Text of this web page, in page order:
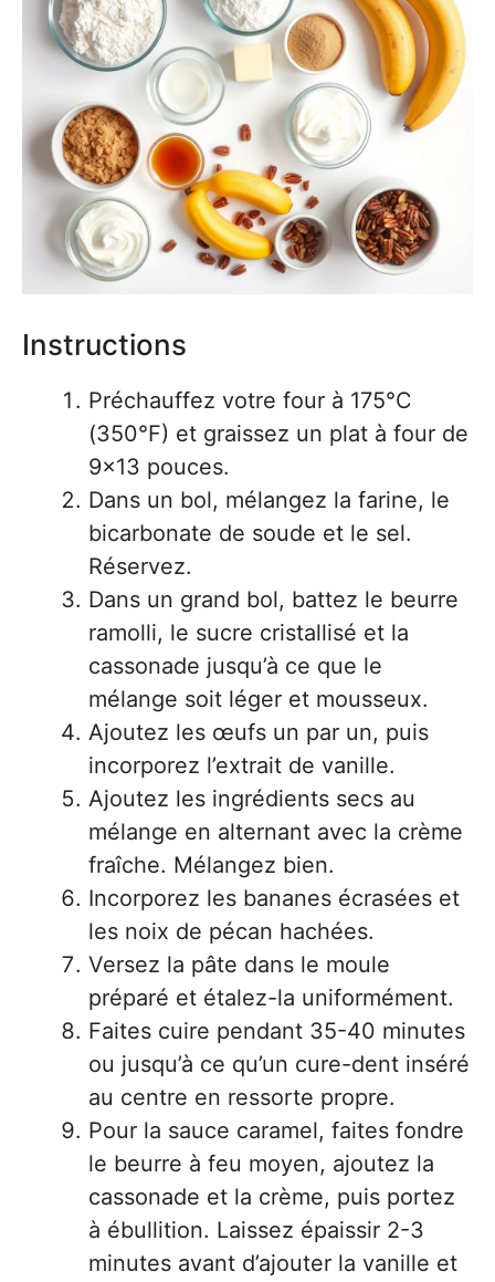
Instructions
Préchauffez votre four à 175°C
(350°F) et graissez un plat à four de
9×13 pouces.
Dans un bol, mélangez la farine, le
bicarbonate de soude et le sel.
Réservez.
Dans un grand bol, battez le beurre
ramolli, le sucre cristallisé et la
cassonade jusqu’à ce que le
mélange soit léger et mousseux.
Ajoutez les œufs un par un, puis
incorporez l’extrait de vanille.
Ajoutez les ingrédients secs au
mélange en alternant avec la crème
fraîche. Mélangez bien.
Incorporez les bananes écrasées et
les noix de pécan hachées.
Versez la pâte dans le moule
préparé et étalez-la uniformément.
Faites cuire pendant 35-40 minutes
ou jusqu’à ce qu’un cure-dent inséré
au centre en ressorte propre.
Pour la sauce caramel, faites fondre
le beurre à feu moyen, ajoutez la
cassonade et la crème, puis portez
à ébullition. Laissez épaissir 2-3
minutes avant d’ajouter la vanille et